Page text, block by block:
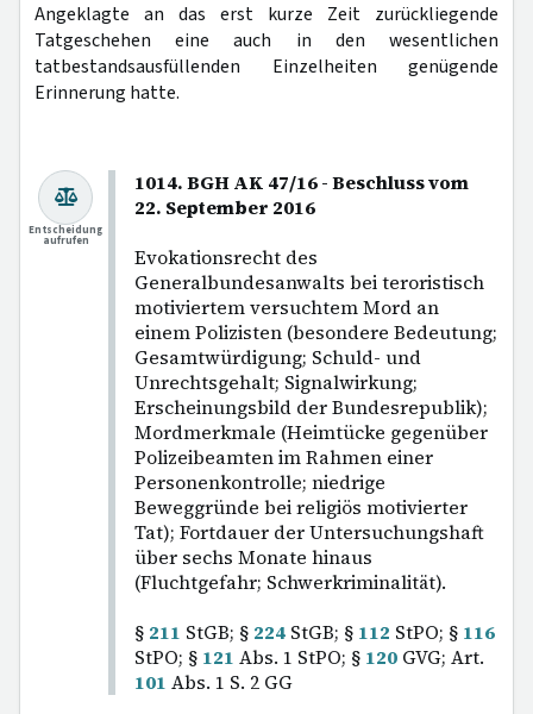
Angeklagte an das erst kurze Zeit zurückliegende
Tatgeschehen eine auch in den wesentlichen
tatbestandsausfüllenden Einzelheiten genügende
Erinnerung hatte.
1014. BGH AK 47/16 - Beschluss vom
22. September 2016
Evokationsrecht des
Generalbundesanwalts bei teroristisch
motiviertem versuchtem Mord an
einem Polizisten (besondere Bedeutung;
Gesamtwürdigung; Schuld- und
Unrechtsgehalt; Signalwirkung;
Erscheinungsbild der Bundesrepublik);
Mordmerkmale (Heimtücke gegenüber
Polizeibeamten im Rahmen einer
Personenkontrolle; niedrige
Beweggründe bei religiös motivierter
Tat); Fortdauer der Untersuchungshaft
über sechs Monate hinaus
(Fluchtgefahr; Schwerkriminalität).
§ 211 StGB; § 224 StGB; § 112 StPO; § 116
StPO; § 121 Abs. 1 StPO; § 120 GVG; Art.
101 Abs. 1 S. 2 GG
Entscheidung
aufrufen